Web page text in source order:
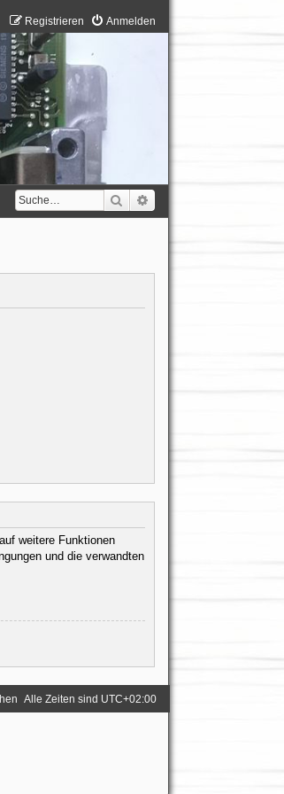
Anmelden
Registrieren
Suche
weitere Funktionen
und die verwandten
Alle Zeiten sind UTC+02:00